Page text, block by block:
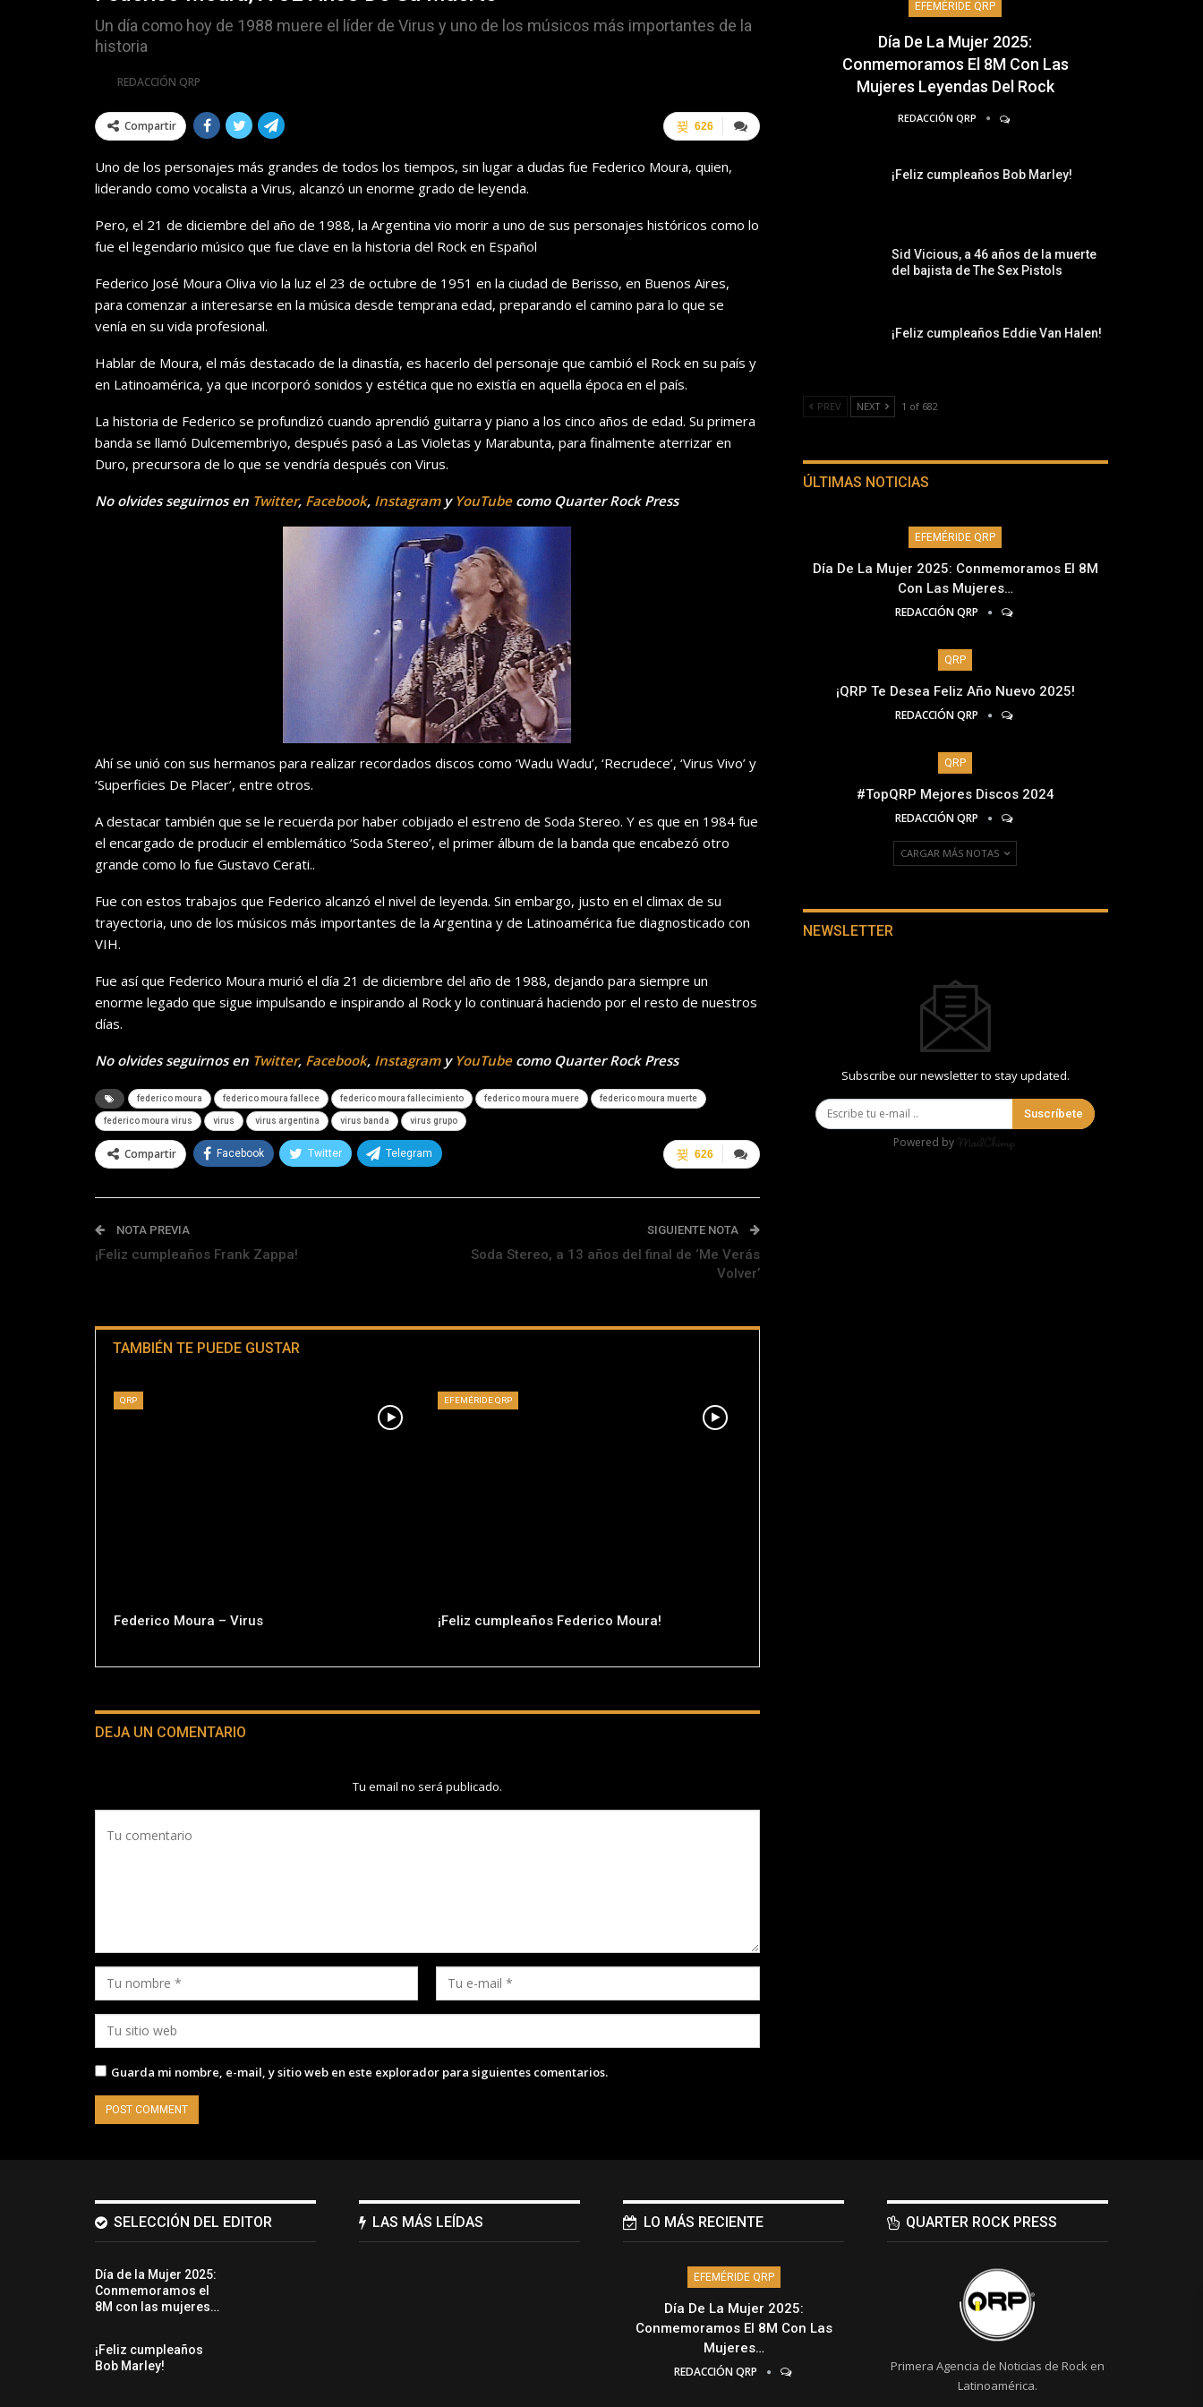
Un día como hoy de 1988 muere el líder de Virus y uno de los músicos más importantes de la
historia
REDACCIÓN QRP
626
Compartir
Uno de los personajes más grandes de todos los tiempos, sin lugar a dudas fue Federico Moura, quien,
liderando como vocalista a Virus, alcanzó un enorme grado de leyenda.
Pero, el 21 de diciembre del año de 1988, la Argentina vio morir a uno de sus personajes históricos como lo
fue el legendario músico que fue clave en la historia del Rock en Español
Federico José Moura Oliva vio la luz el 23 de octubre de 1951 en la ciudad de Berisso, en Buenos Aires,
para comenzar a interesarse en la música desde temprana edad, preparando el camino para lo que se
venía en su vida profesional.
Hablar de Moura, el más destacado de la dinastía, es hacerlo del personaje que cambió el Rock en su país y
en Latinoamérica, ya que incorporó sonidos y estética que no existía en aquella época en el país.
La historia de Federico se profundizó cuando aprendió guitarra y piano a los cinco años de edad. Su primera
banda se llamó Dulcemembriyo, después pasó a Las Violetas y Marabunta, para finalmente aterrizar en
Duro, precursora de lo que se vendría después con Virus.
No olvides seguirnos en Twitter, Facebook, Instagramy YouTubecomo Quarter Rock Press
Ahí se unió con sus hermanos para realizar recordados discos como ‘Wadu Wadu’, ‘Recrudece’, ‘Virus Vivo’ y
‘Superficies De Placer’, entre otros.
A destacar también que se le recuerda por haber cobijado el estreno de Soda Stereo. Y es que en 1984 fue
el encargado de producir el emblemático ‘Soda Stereo’, el primer álbum de la banda que encabezó otro
grande como lo fue Gustavo Cerati..
Fue con estos trabajos que Federico alcanzó el nivel de leyenda. Sin embargo, justo en el climax de su
trayectoria, uno de los músicos más importantes de la Argentina y de Latinoamérica fue diagnosticado con
VIH.
Fue así que Federico Moura murió el día 21 de diciembre del año de 1988, dejando para siempre un
enorme legado que sigue impulsando e inspirando al Rock y lo continuará haciendo por el resto de nuestros
días.
No olvides seguirnos en Twitter, Facebook, Instagramy YouTubecomo Quarter Rock Press
federico moura federico moura fallece federico moura fallecimiento federico moura muere federico moura muerte
federico moura virus virus virus argentina virus banda virus grupo
626
Compartir Facebook Twitter Telegram
NOTA PREVIA
¡Feliz cumpleaños Frank Zappa!
SIGUIENTE NOTA
Soda Stereo, a 13 años del final de ‘Me Verás
Volver’
TAMBIÉN TE PUEDE GUSTAR
QRP
Federico Moura – Virus
EFEMÉRIDE QRP
¡Feliz cumpleaños Federico Moura!
DEJA UN COMENTARIO
Tu email no será publicado.
Guarda mi nombre, e-mail, y sitio web en este explorador para siguientes comentarios.
EFEMÉRIDE QRP
Día De La Mujer 2025:
Conmemoramos El 8M Con Las
Mujeres Leyendas Del Rock
REDACCIÓN QRP
¡Feliz cumpleaños Bob Marley!
Sid Vicious, a 46 años de la muerte
del bajista de The Sex Pistols
¡Feliz cumpleaños Eddie Van Halen!
PREV NEXT 1 of 682
ÚLTIMAS NOTICIAS
EFEMÉRIDE QRP
Día De La Mujer 2025: Conmemoramos El 8M
Con Las Mujeres…
REDACCIÓN QRP
QRP
¡QRP Te Desea Feliz Año Nuevo 2025!
REDACCIÓN QRP
QRP
#TopQRP Mejores Discos 2024
REDACCIÓN QRP
CARGAR MÁS NOTAS
NEWSLETTER
Subscribe our newsletter to stay updated.
Suscríbete
Powered by
SELECCIÓN DEL EDITOR
Día de la Mujer 2025:
Conmemoramos el
8M con las mujeres…
¡Feliz cumpleaños
Bob Marley!
LAS MÁS LEÍDAS LO MÁS RECIENTE
EFEMÉRIDE QRP
Día De La Mujer 2025:
Conmemoramos El 8M Con Las
Mujeres…
REDACCIÓN QRP
QUARTER ROCK PRESS
Primera Agencia de Noticias de Rock en
Latinoamérica.